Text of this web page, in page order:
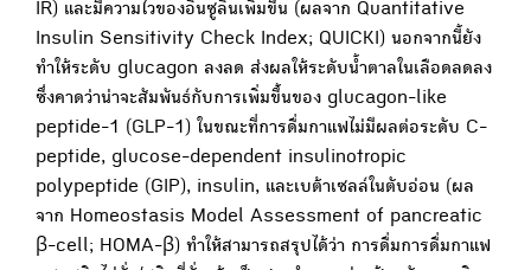
IR) และมีความไวของอินซูลินเพิ่มขึ้น (ผลจาก Quantitative
Insulin Sensitivity Check Index; QUICKI) นอกจากนี้ยัง
ทำให้ระดับ glucagon ลงลด ส่งผลให้ระดับน้ำตาลในเลือดลดลง
ซึ่งคาดว่าน่าจะสัมพันธ์กับการเพิ่มขึ้นของ glucagon-like
peptide-1 (GLP-1) ในขณะที่การดื่มกาแฟไม่มีผลต่อระดับ C-
peptide, glucose-dependent insulinotropic
polypeptide (GIP), insulin, และเบต้าเซลล์ในตับอ่อน (ผล
จาก Homeostasis Model Assessment of pancreatic
β-cell; HOMA-β) ทำให้สามารถสรุปได้ว่า การดื่มการดื่มกาแฟ